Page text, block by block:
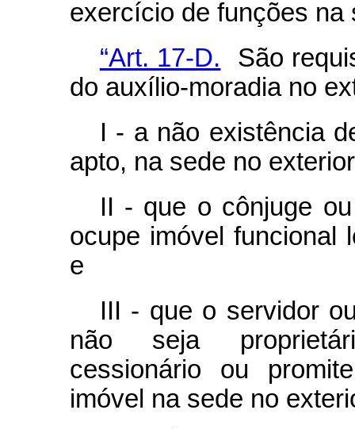
exercício de funções na
“Art. 17-D. São
do auxílio-moradia no
I - a não existência
apto, na sede no
II - que o cônjuge
ocupe imóvel funcional
e
III - que o servidor
não seja
cessionário ou
imóvel na sede no